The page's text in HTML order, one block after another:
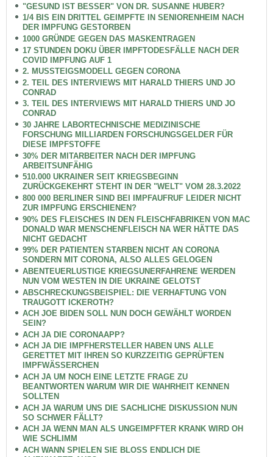
"GESUND IST BESSER" VON DR. SUSANNE HUBER?
1/4 BIS EIN DRITTEL GEIMPFTE IN SENIORENHEIM NACH
DER IMPFUNG GESTORBEN
1000 GRÜNDE GEGEN DAS MASKENTRAGEN
17 STUNDEN DOKU ÜBER IMPFTODESFÄLLE NACH DER
COVID IMPFUNG AUF 1
2. MUSSTEIGSMODELL GEGEN CORONA
2. TEIL DES INTERVIEWS MIT HARALD THIERS UND JO
CONRAD
3. TEIL DES INTERVIEWS MIT HARALD THIERS UND JO
CONRAD
30 JAHRE LABORTECHNISCHE MEDIZINISCHE
FORSCHUNG MILLIARDEN FORSCHUNGSGELDER FÜR
DIESE IMPFSTOFFE
30% DER MITARBEITER NACH DER IMPFUNG
ARBEITSUNFÄHIG
510.000 UKRAINER SEIT KRIEGSBEGINN
ZURÜCKGEKEHRT STEHT IN DER "WELT" VOM 28.3.2022
800 000 BERLINER SIND BEI IMPFAUFRUF LEIDER NICHT
ZUR IMPFUNG ERSCHIENEN?
90% DES FLEISCHES IN DEN FLEISCHFABRIKEN VON MAC
DONALD WAR MENSCHENFLEISCH NA WER HÄTTE DAS
NICHT GEDACHT
99% DER PATIENTEN STARBEN NICHT AN CORONA
SONDERN MIT CORONA, ALSO ALLES GELOGEN
ABENTEUERLUSTIGE KRIEGSUNERFAHRENE WERDEN
NUN VOM WESTEN IN DIE UKRAINE GELOTST
ABSCHRECKUNGSBEISPIEL: DIE VERHAFTUNG VON
TRAUGOTT ICKEROTH?
ACH JOE BIDEN SOLL NUN DOCH GEWÄHLT WORDEN
SEIN?
ACH JA DIE CORONAAPP?
ACH JA DIE IMPFHERSTELLER HABEN UNS ALLE
GERETTET MIT IHREN SO KURZZEITIG GEPRÜFTEN
IMPFWÄSSERCHEN
ACH JA UM NOCH EINE LETZTE FRAGE ZU
BEANTWORTEN WARUM WIR DIE WAHRHEIT KENNEN
SOLLTEN
ACH JA WARUM UNS DIE SACHLICHE DISKUSSION NUN
SO SCHWER FÄLLT?
ACH JA WENN MAN ALS UNGEIMPFTER KRANK WIRD OH
WIE SCHLIMM
ACH WANN SPIELEN SIE BLOSS ENDLICH DIE